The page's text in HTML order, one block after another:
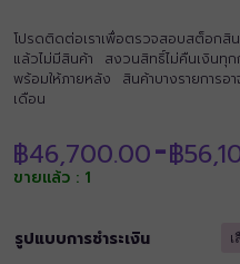
โปรดติดต่อเราเพื่อตรวจสอบสต็อก
แล้วไม่มีสินค้า สงวนสิทธิ์ไม่คืนเงินทุ
พร้อมให้ภายหลัง สินค้าบางรายการอ
เดือน
฿46,700.00–฿
ขายแล้ว : 1
รูปแบบการชำระเงิน